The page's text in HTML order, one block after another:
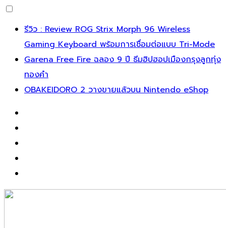
Skip
content
รีวิว : Review ROG Strix Morph 96 Wireless
Gaming Keyboard พร้อมการเชื่อมต่อแบบ Tri-Mode
Garena Free Fire ฉลอง 9 ปี ธีมฮิปฮอปเมืองกรุงลูกทุ่ง
ทองคำ
OBAKEIDORO 2 วางขายแล้วบน Nintendo eShop